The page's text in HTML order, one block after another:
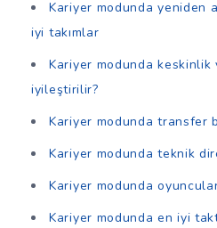
Kariyer modunda yeniden
iyi takımlar
Kariyer modunda keskinlik
iyileştirilir?
Kariyer modunda transfer
Kariyer modunda teknik
Kariyer modunda
Kariyer modunda en iyi